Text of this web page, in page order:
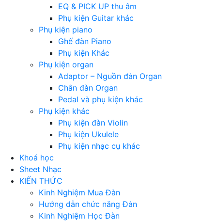
EQ & PICK UP thu âm
Phụ kiện Guitar khác
Phụ kiện piano
Ghế đàn Piano
Phụ kiện Khác
Phụ kiện organ
Adaptor – Nguồn đàn Organ
Chân đàn Organ
Pedal và phụ kiện khác
Phụ kiện khác
Phụ kiện đàn Violin
Phụ kiện Ukulele
Phụ kiện nhạc cụ khác
Khoá học
Sheet Nhạc
KIẾN THỨC
Kinh Nghiệm Mua Đàn
Hướng dẫn chức năng Đàn
Kinh Nghiệm Học Đàn